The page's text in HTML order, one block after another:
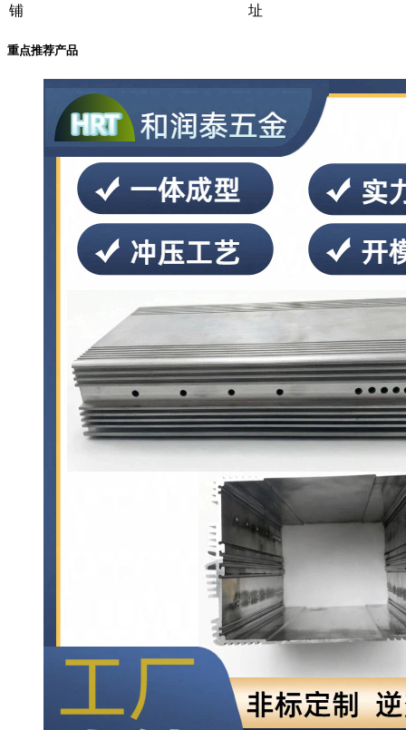
铺
址
重点推荐产品